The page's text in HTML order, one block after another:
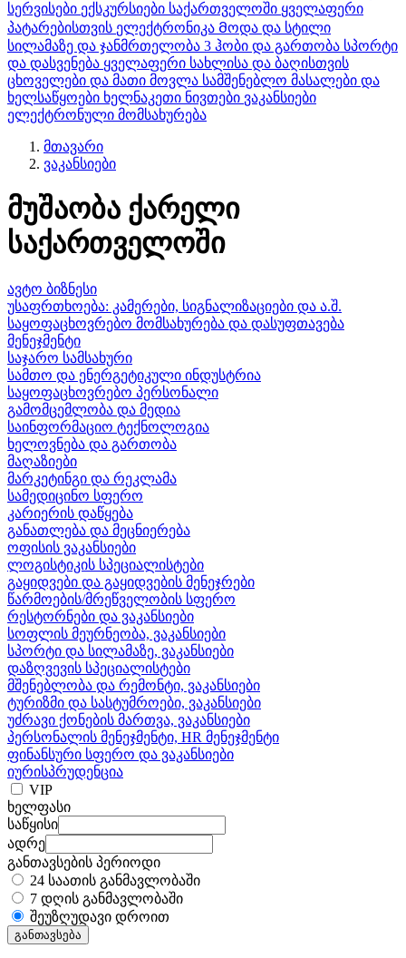
სერვისები ექსკურსიები საქართველოში ყველაფერი
პატარებისთვის ელექტრონიკა Მოდა და სტილი
სილამაზე და ჯანმრთელობა 3 ჰობი და გართობა სპორტი
და დასვენება ყველაფერი სახლისა და ბაღისთვის
ცხოველები და მათი მოვლა სამშენებლო მასალები და
ხელსაწყოები ხელნაკეთი ნივთები ვაკანსიები
ელექტრონული მომსახურება
მთავარი
ვაკანსიები
მუშაობა ქარელი
საქართველოში
ავტო ბიზნესი
უსაფრთხოება: კამერები, სიგნალიზაციები და ა.შ.
საყოფაცხოვრებო მომსახურება და დასუფთავება
მენეჯმენტი
საჯარო სამსახური
სამთო და ენერგეტიკული ინდუსტრია
საყოფაცხოვრებო პერსონალი
გამომცემლობა და მედია
საინფორმაციო ტექნოლოგია
ხელოვნება და გართობა
მაღაზიები
მარკეტინგი და რეკლამა
სამედიცინო სფერო
კარიერის დაწყება
განათლება და მეცნიერება
ოფისის ვაკანსიები
ლოგისტიკის სპეციალისტები
გაყიდვები და გაყიდვების მენეჯრები
წარმოების/მრეწველობის სფერო
რესტორნები და ვაკანსიები
სოფლის მეურნეობა, ვაკანსიები
სპორტი და სილამაზე, ვაკანსიები
დაზღვევის სპეციალისტები
მშენებლობა და რემონტი, ვაკანსიები
ტურიზმი და სასტუმროები, ვაკანსიები
უძრავი ქონების მართვა, ვაკანსიები
პერსონალის მენეჯმენტი, HR მენეჯმენტი
ფინანსური სფერო და ვაკანსიები
იურისპრუდენცია
VIP
ხელფასი
საწყისი
ადრე
განთავსების პერიოდი
24 საათის განმავლობაში
7 დღის განმავლობაში
შეუზღუდავი დროით
განთავსება